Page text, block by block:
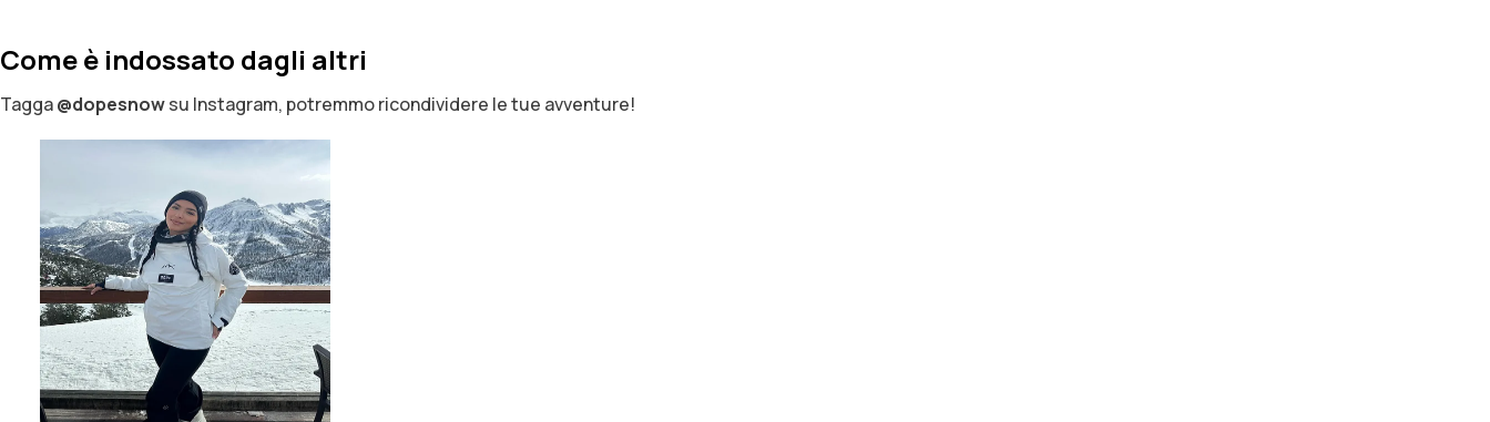
Come è indossato dagli altri
Tagga@dopesnowsu Instagram, potremmo ricondividere le tue avventure!